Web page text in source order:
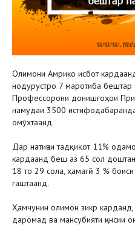
Олимони Амрико исбот
нодурустро 7 маротиба бештар
Профессорони донишгоҳои
намудаи 3500
омӯхтаанд.
Дар натиҷаи тадқиқот 11%
кардаанд беш аз 65 сол
18 то 29 сола, ҳамагӣ 3 %
гаштаанд.
Ҳамчунин олимон зикр
даромад ва мансубияти ҷинсии